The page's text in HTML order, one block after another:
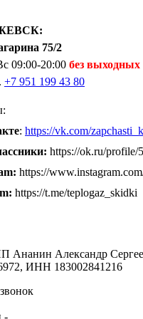
75/2
09:00-20:00 без выходных
+7 951 199 43 80
: https://vk.com/
https://ok.ru/profile/
https://
https://t.me/teplogaz_skidki
Ананин Александр
ИНН 183002841216